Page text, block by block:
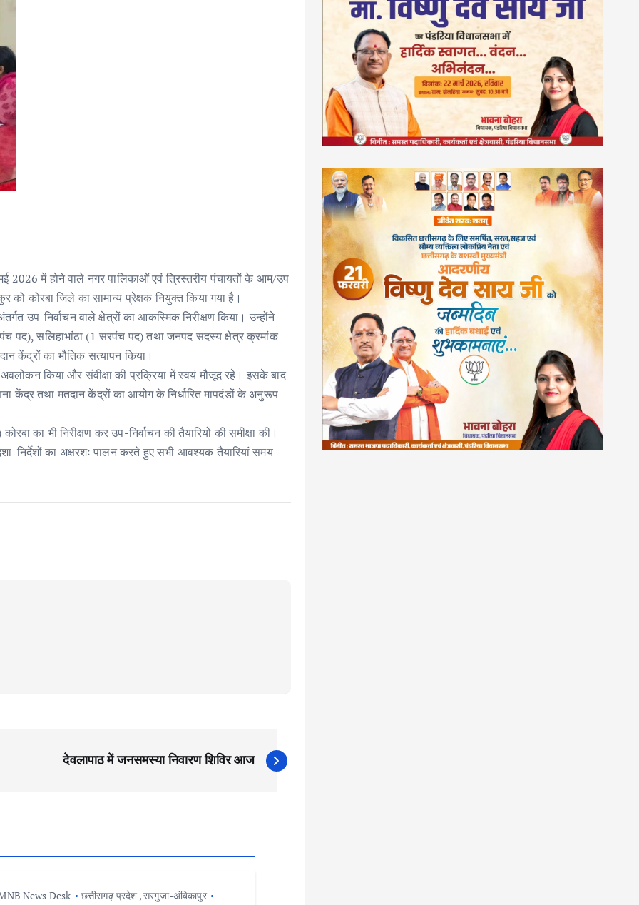
2026 में होने वाले नगर पालिकाओं एवं त्रिस्तरीय पंचायतों के आम/उप
को कोरबा जिले का सामान्य प्रेक्षक नियुक्त किया गया है।
उप-निर्वाचन वाले क्षेत्रों का आकस्मिक निरीक्षण किया। उन्होंने
पंच पद), सलिहाभांठा (1 सरपंच पद) तथा जनपद सदस्य क्षेत्र क्रमांक
केंद्रों का भौतिक सत्यापन किया।
अवलोकन किया और संवीक्षा की प्रक्रिया में स्वयं मौजूद रहे। इसके बाद
केंद्र तथा मतदान केंद्रों का आयोग के निर्धारित मापदंडों के अनुरूप
का भी निरीक्षण कर उप-निर्वाचन की तैयारियों की समीक्षा की।
निर्देशों का अक्षरशः पालन करते हुए सभी आवश्यक तैयारियां समय
देवलापाठ में जनसमस्या निवारण शिविर आज
News Desk छत्तीसगढ़ प्रदेश ,सरगुजा-अंबिकापुर